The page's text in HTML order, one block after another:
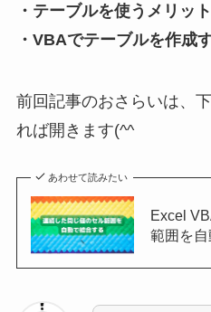
・テーブルを使うメリッ
・VBAでテーブルを作成
前回記事のおさらいは、
れば開きます(^^ゞ
あわせて読みたい
Excel
範囲を